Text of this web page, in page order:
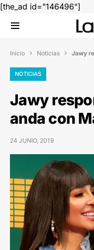
[the_ad id="146496"]
Inicio  Noticias  Jawy
NOTICIAS
Jawy
anda con
24 JUNIO, 2019